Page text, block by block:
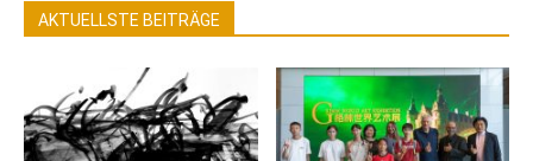
AKTUELLSTE BEITRÄGE